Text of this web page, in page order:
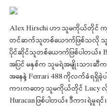
Alex Hirschi ဟာ သူမကိုယ်တိုင် ကမ္
တင်ဆက်သူတစ်ယောက်ဖြစ်သလို သူ
ပိုင်ဆိုင်သူတစ်ယောက်ဖြစ်ပါတယ်။
အပြင် မနှစ်က သူမရဲ့အမျိုးသားဆီကန
အနေနဲ့ Ferrari 488 ကိုလက်ခံရရှိ
ကားကတော့ သူမကိုယ်တိုင် Lucy လို့
Huracan ဖြစ်ပါတယ်။ ဒီကားရဲ့မူရ